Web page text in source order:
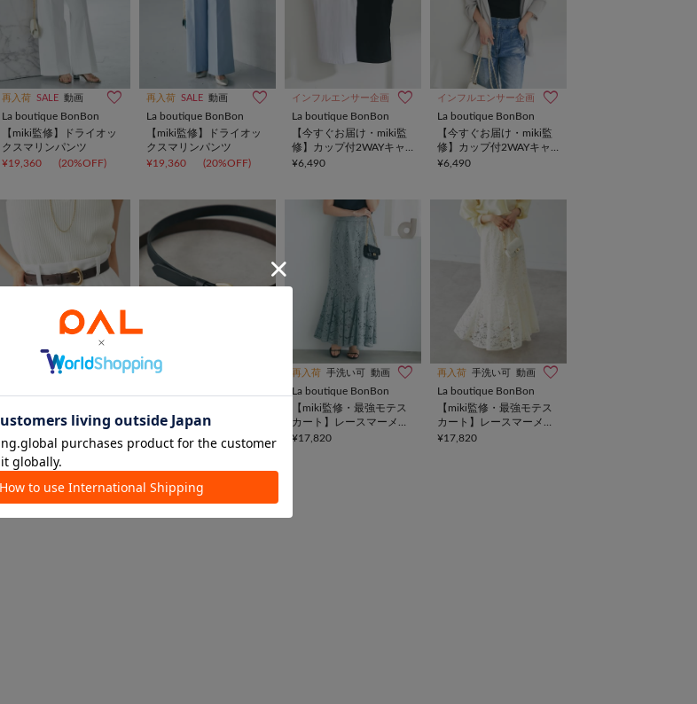
再入荷 SALE 動画
La boutique BonBon
【miki監修】ドライオッ
クスマリンパンツ
¥19,360
(20%OFF)
再入荷 SALE 動画
La boutique BonBon
【miki監修】ドライオッ
クスマリンパンツ
¥19,360
(20%OFF)
インフルエンサー企画
La boutique BonBon
【今すぐお届け・miki監
修】カップ付2WAYキャ
ミソール2
¥6,490
インフルエンサー企画
La boutique BonBon
【今すぐお届け・miki監
修】カップ付2WAYキャ
ミソール2
¥6,490
10％OFFクーポン
インフルエンサー企画
クル10穴ベルト
¥7,700
予約 インフルエンサー企画
クル10穴ベルト
¥7,700
再入荷 手洗い可 動画
La boutique BonBon
【miki監修・最強モテス
カート】レースマーメイ
ドマキシスカート
¥17,820
再入荷 手洗い可 動画
La boutique BonBon
【miki監修・最強モテス
カート】レースマーメイ
ドマキシスカート
¥17,820